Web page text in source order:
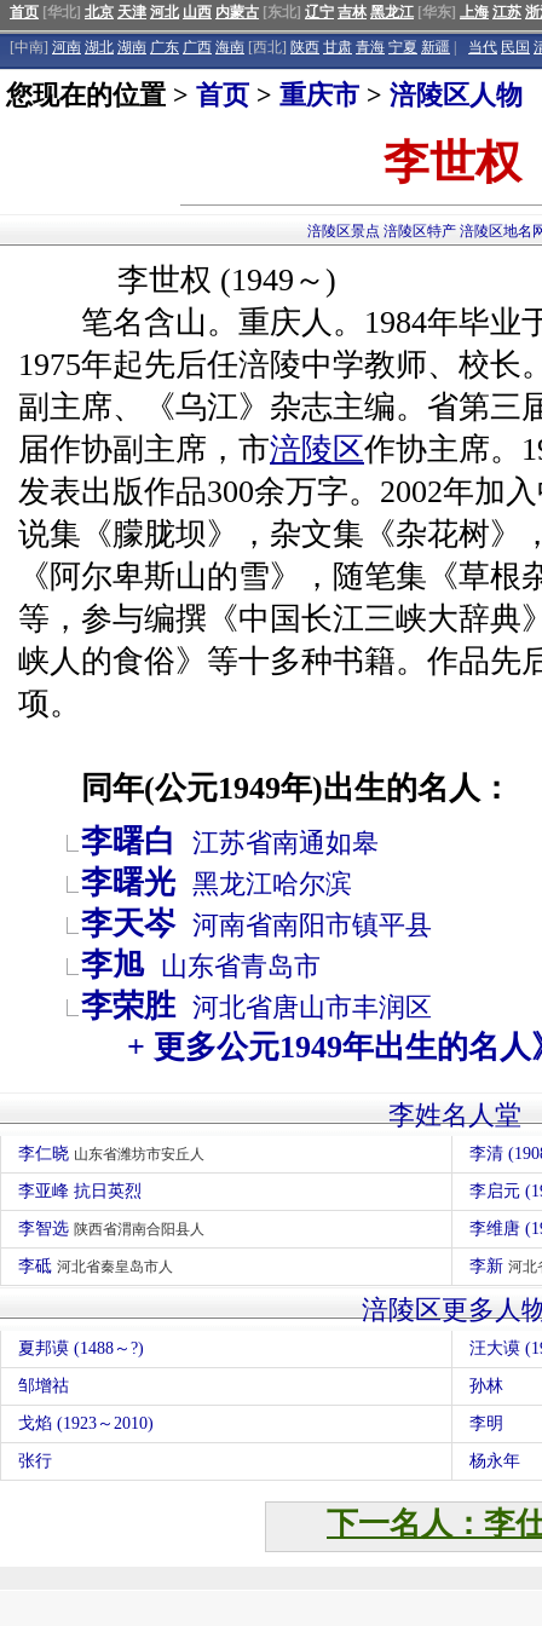
首页 [华北] 北京 天津 河北 山西 内蒙古 [东北] 辽宁 吉林 黑龙江 [华东] 上海 江苏
[中南] 河南 湖北 湖南 广东 广西 海南 [西北] 陕西 甘肃 青海 宁夏 新疆 当代 民国
您现在的位置 > 首页 > 重庆市 > 涪陵区人物
李世权
涪陵区景点 涪陵区特产 涪陵区地名
李世权 (1949～)
笔名含山。重庆人。1984年毕业
1975年起先后任涪陵中学教师、校长
副主席、《乌江》杂志主编。省第三
届作协副主席，市涪陵区作协主席。
发表出版作品300余万字。2002年加
说集《朦胧坝》，杂文集《杂花树》
《阿尔卑斯山的雪》，随笔集《草根
等，参与编撰《中国长江三峡大辞典
峡人的食俗》等十多种书籍。作品先
项。
同年(公元1949年)出生的名人：
李曙白
江苏省南通如皋
李曙光 黑龙江哈尔滨
李天岑 河南省南阳市镇平县
李旭 山东省青岛市
李荣胜 河北省唐山市丰润区
+ 更多公元1949年出生的名人
李姓名人堂
李仁晓 山东省潍坊市安丘人 李清
李亚峰 抗日英烈 李启元
李智选 陕西省渭南合阳县人 李维唐
李砥 河北省秦皇岛市人 李新 河北
涪陵区更多人
夏邦谟 (1488～?) 汪大谟
邹增祜 孙林
戈焰 (1923～2010) 李明
张行 杨永年
下一名人：李